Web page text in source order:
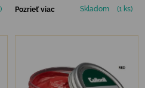
Pozrieť viac Skladom (1 ks)